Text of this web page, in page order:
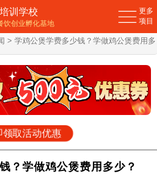
> 学鸡公煲学费多少钱？学做鸡公煲费用多
领取活动优惠
？学做鸡公煲费用多少？
训学校
饮创业孵化基地
更多
项目